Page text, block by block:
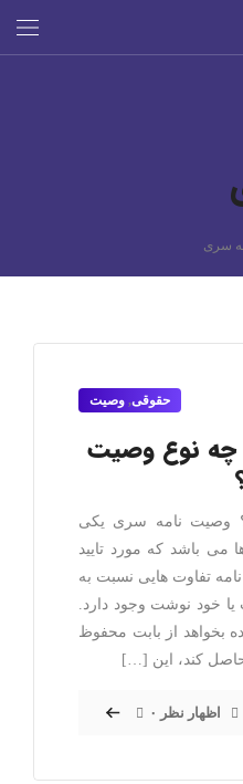
سری
حقوقی, وصیت
نوع وصیت
وصیت نامه سری یکی
می باشد که مورد تایید
تفاوت هایی نسبت به
خود نوشت وجود دارد.
بخواهد از بابت محفوظ
کند، این […]
۰ اظهار نظر